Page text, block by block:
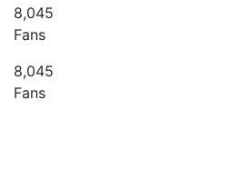
8,045
Fans
8,045
Fans